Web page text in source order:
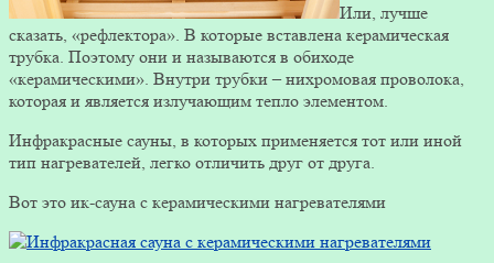
Или, лучше
сказать, «рефлектора». В которые вставлена керамическая
трубка. Поэтому они и называются в обиходе
«керамическими». Внутри трубки – нихромовая проволока,
которая и является излучающим тепло элементом.
Инфракрасные сауны, в которых применяется тот или иной
тип нагревателей, легко отличить друг от друга.
Вот это ик-сауна с керамическими нагревателями